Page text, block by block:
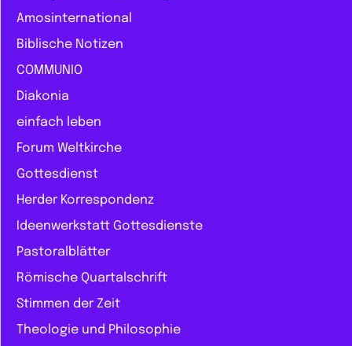
Amosinternational
Biblische Notizen
COMMUNIO
Diakonia
einfach leben
Forum Weltkirche
Gottesdienst
Herder Korrespondenz
Ideenwerkstatt Gottesdienste
Pastoralblätter
Römische Quartalschrift
Stimmen der Zeit
Theologie und Philosophie